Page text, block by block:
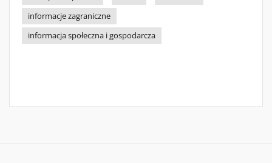
informacje zagraniczne
informacja społeczna i gospodarcza